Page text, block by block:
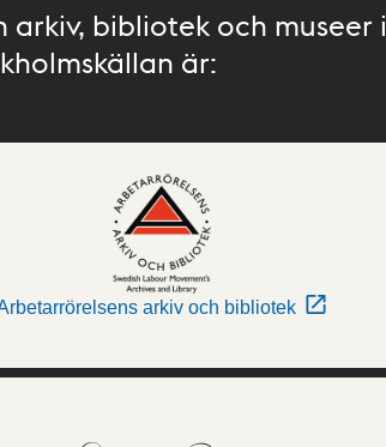
bibliotek och museer i
är:
arkiv och bibliotek